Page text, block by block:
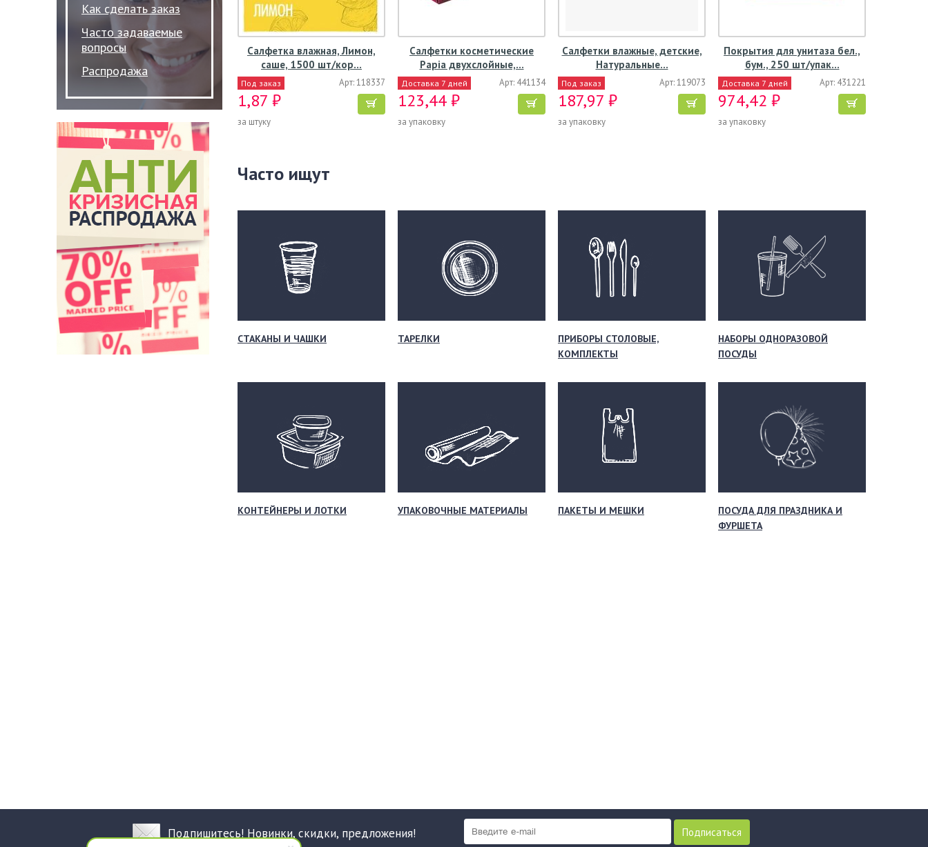
Как сделать заказ
Часто задаваемые
вопросы
Распродажа
Салфетка влажная, Лимон,
саше, 1500 шт/кор…
Под заказ Арт: 118337
1,87 ₽
за штуку
Салфетки косметические
Papia двухслойные,…
Доставка 7 дней Арт: 441134
123,44 ₽
за упаковку
Салфетки влажные, детские,
Натуральные…
Под заказ Арт: 119073
187,97 ₽
за упаковку
Покрытия для унитаза бел.,
бум., 250 шт/упак…
Доставка 7 дней Арт: 431221
974,42 ₽
за упаковку
Часто ищут
СТАКАНЫ И ЧАШКИ ТАРЕЛКИ
ПРИБОРЫ СТОЛОВЫЕ,
КОМПЛЕКТЫ
НАБОРЫ ОДНОРАЗОВОЙ
ПОСУДЫ
КОНТЕЙНЕРЫ И ЛОТКИ УПАКОВОЧНЫЕ МАТЕРИАЛЫ ПАКЕТЫ И МЕШКИ
ПОСУДА ДЛЯ ПРАЗДНИКА И
ФУРШЕТА
Подпишитесь! Новинки, скидки, предложения! Подписаться